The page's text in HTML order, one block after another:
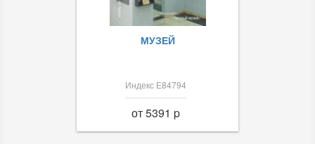
МУЗЕЙ
Индекс Е84794
от 5391 p